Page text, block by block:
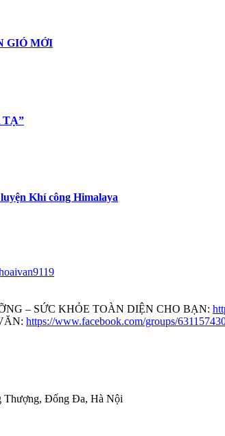
GIÓ MỚI
TẠ”
Khí công Himalaya
– SỨC KHỎE TOÀN DIỆN CHO BẠN:
https://www.facebook.com/groups/
Thượng, Đống Đa, Hà Nội